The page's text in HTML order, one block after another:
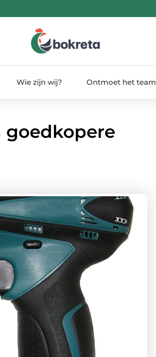
Wie zijn wij? Ontmoet het team
goedkopere